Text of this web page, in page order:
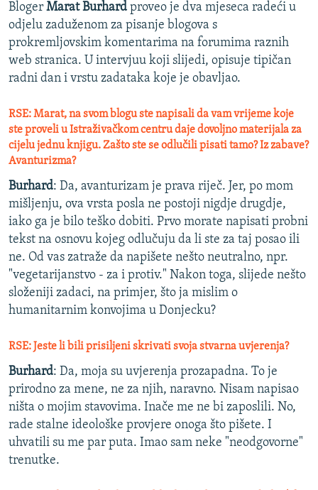
Bloger Marat Burhard proveo je dva mjeseca radeći u
odjelu zaduženom za pisanje blogova s
prokremljovskim komentarima na forumima raznih
web stranica. U intervjuu koji slijedi, opisuje tipičan
radni dan i vrstu zadataka koje je obavljao.
RSE: Marat, na svom blogu ste napisali da vam vrijeme koje
ste proveli u Istraživačkom centru daje dovoljno materijala za
cijelu jednu knjigu. Zašto ste se odlučili pisati tamo? Iz zabave?
Avanturizma?
Burhard: Da, avanturizam je prava riječ. Jer, po mom
mišljenju, ova vrsta posla ne postoji nigdje drugdje,
iako ga je bilo teško dobiti. Prvo morate napisati probni
tekst na osnovu kojeg odlučuju da li ste za taj posao ili
ne. Od vas zatraže da napišete nešto neutralno, npr.
"vegetarijanstvo - za i protiv." Nakon toga, slijede nešto
složeniji zadaci, na primjer, što ja mislim o
humanitarnim konvojima u Donjecku?
RSE: Jeste li bili prisiljeni skrivati svoja stvarna uvjerenja?
Burhard: Da, moja su uvjerenja prozapadna. To je
prirodno za mene, ne za njih, naravno. Nisam napisao
ništa o mojim stavovima. Inače me ne bi zaposlili. No,
rade stalne ideološke provjere onoga što pišete. I
uhvatili su me par puta. Imao sam neke "neodgovorne"
trenutke.